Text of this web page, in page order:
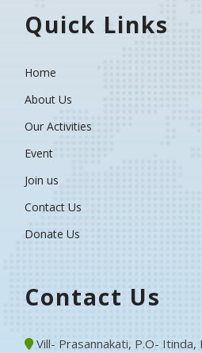
Quick Links
Home
About Us
Our Activities
Event
Join us
Contact Us
Donate Us
Contact Us
Vill- Prasannakati, P.O- Itinda,